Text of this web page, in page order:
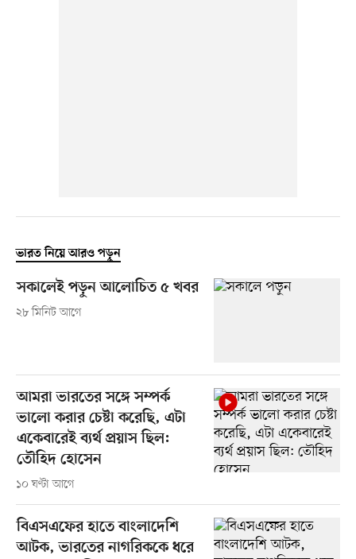
ভারত নিয়ে আরও পড়ুন
সকালেই পড়ুন আলোচিত ৫ খবর
২৮ মিনিট আগে
আমরা ভারতের সঙ্গে সম্পর্ক
ভালো করার চেষ্টা করেছি, এটা
একেবারেই ব্যর্থ প্রয়াস ছিল:
তৌহিদ হোসেন
১০ ঘণ্টা আগে
বিএসএফের হাতে বাংলাদেশি
আটক, ভারতের নাগরিককে ধরে